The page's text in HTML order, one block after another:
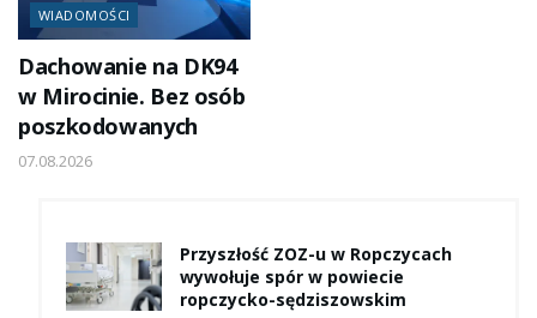
WIADOMOŚCI
Dachowanie na DK94
w Mirocinie. Bez osób
poszkodowanych
07.08.2026
Przyszłość ZOZ-u w Ropczycach
wywołuje spór w powiecie
ropczycko-sędziszowskim